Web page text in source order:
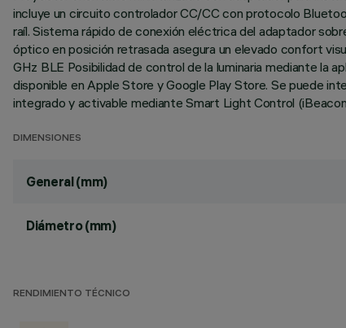
incluye un circuito controlador CC/CC con protocolo
raíl. Sistema rápido de conexión eléctrica del adaptador
óptico en posición retrasada asegura un elevado confort
GHz BLE Posibilidad de control de la luminaria mediante la
disponible en Apple Store y Google Play Store. Se puede
integrado y activable mediante Smart Light Control
DIMENSIONES
General (mm)
Diámetro (mm)
RENDIMIENTO TÉCNICO